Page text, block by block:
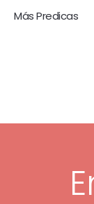
Más Predicas